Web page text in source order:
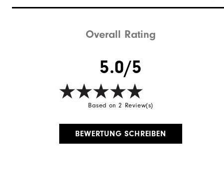
Overall Rating
5.0/5
Based on 2 Review(s)
BEWERTUNG SCHREIBEN